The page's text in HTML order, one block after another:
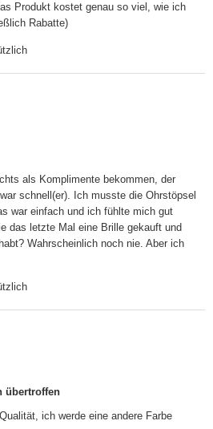
Produkt kostet genau so viel, wie ich
Rabatte)
als Komplimente bekommen, der
schnell(er). Ich musste die Ohrstöpsel
war einfach und ich fühlte mich gut
das letzte Mal eine Brille gekauft und
Wahrscheinlich noch nie. Aber ich
übertroffen
ich werde eine andere Farbe